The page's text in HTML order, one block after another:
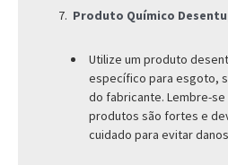
Produto Químico
Utilize um produto
específico para esgoto,
do fabricante. Lembre-
produtos são fortes e
cuidado para evitar